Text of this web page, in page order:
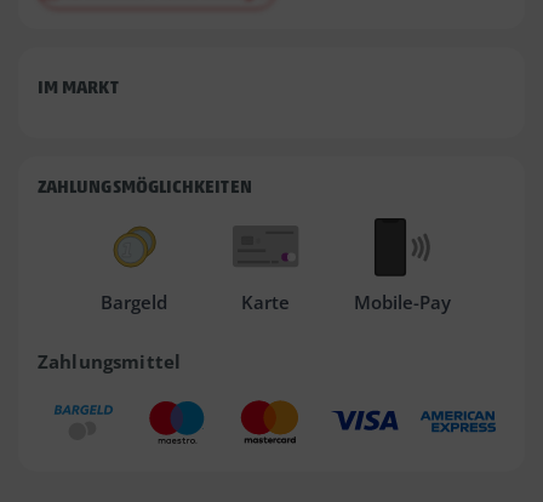
IM MARKT
ZAHLUNGSMÖGLICHKEITEN
Bargeld Karte Mobile-Pay
Zahlungsmittel